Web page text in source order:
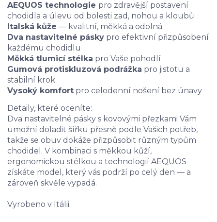
AEQUOS technologie pro zdravější postavení
chodidla a úlevu od bolesti zad, nohou a kloubů
Italská kůže — kvalitní, měkká a odolná
Dva nastavitelné pásky pro efektivní přizpůsobení
každému chodidlu
Měkká tlumicí stélka pro Vaše pohodlí
Gumová protiskluzová podrážka pro jistotu a
stabilní krok
Vysoký komfort pro celodenní nošení bez únavy
Detaily, které oceníte:
Dva nastavitelné pásky s kovovými přezkami Vám
umožní doladit šířku přesně podle Vašich potřeb,
takže se obuv dokáže přizpůsobit různým typům
chodidel. V kombinaci s měkkou kůží,
ergonomickou stélkou a technologií AEQUOS
získáte model, který vás podrží po celý den — a
zároveň skvěle vypadá.
Vyrobeno v Itálii.